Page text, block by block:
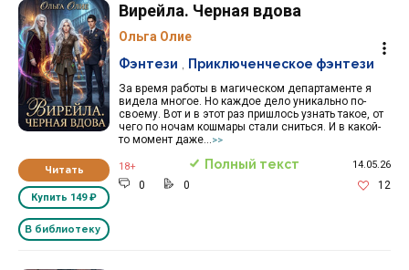
Читать
Купить 149 ₽
В библиотеку
Вирейла. Черная вдова
Ольга Олие
За время работы в магическом департаменте я
видела многое. Но каждое дело уникально по-
своему. Вот и в этот раз пришлось узнать такое, от
чего по ночам кошмары стали сниться. И в какой-
то момент даже...>>
Фэнтези Приключенческое фэнтези
18+ Полный текст 14.05.26
0 0 12